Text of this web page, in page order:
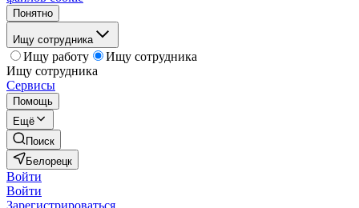
Понятно
Ищу сотрудника
Ищу работу
Ищу сотрудника
Ищу сотрудника
Сервисы
Помощь
Ещё
Поиск
Белорецк
Войти
Войти
Зарегистрироваться